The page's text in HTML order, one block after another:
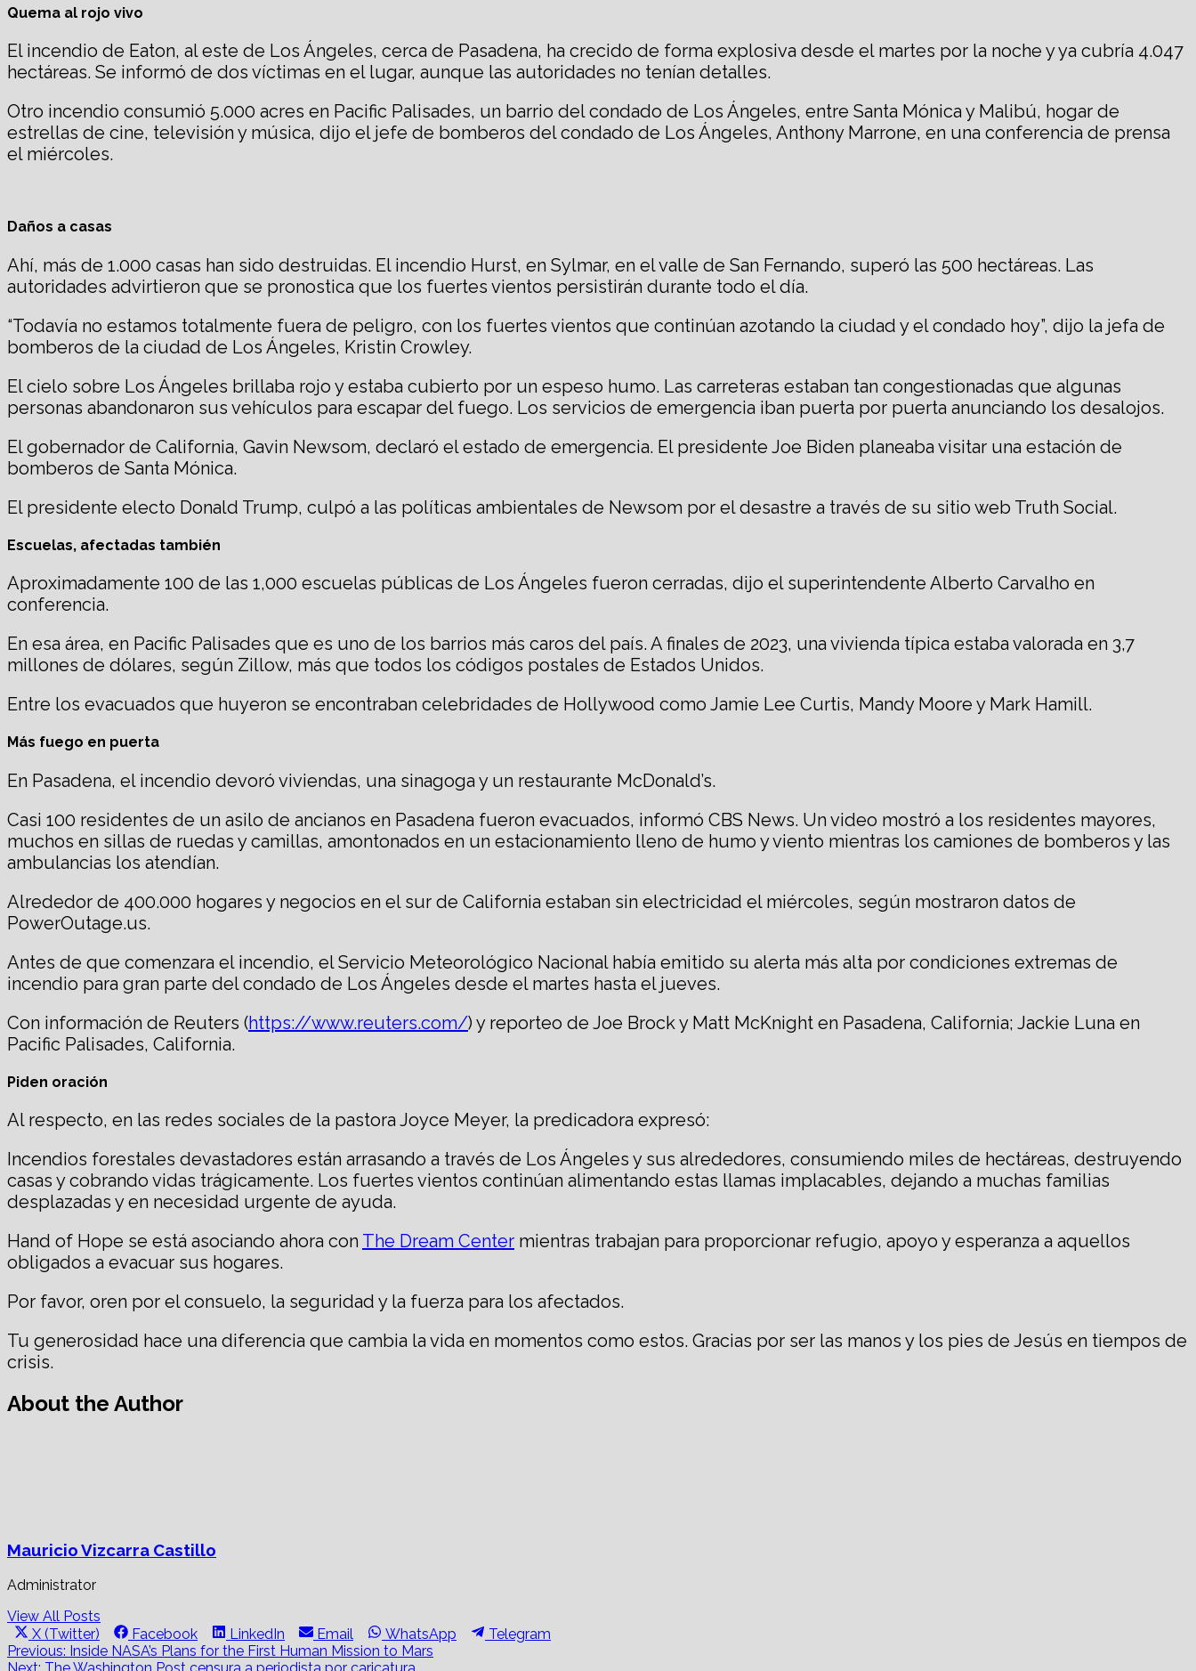
Quema al rojo vivo
El incendio de Eaton, al este de Los Ángeles, cerca de Pasadena, ha crecido de forma explosiva desde el martes por la noche y ya cubría 4.047
hectáreas. Se informó de dos víctimas en el lugar, aunque las autoridades no tenían detalles.
Otro incendio consumió 5.000 acres en Pacific Palisades, un barrio del condado de Los Ángeles, entre Santa Mónica y Malibú, hogar de
estrellas de cine, televisión y música, dijo el jefe de bomberos del condado de Los Ángeles, Anthony Marrone, en una conferencia de prensa
el miércoles.
Daños a casas
Ahí, más de 1.000 casas han sido destruidas. El incendio Hurst, en Sylmar, en el valle de San Fernando, superó las 500 hectáreas. Las
autoridades advirtieron que se pronostica que los fuertes vientos persistirán durante todo el día.
“Todavía no estamos totalmente fuera de peligro, con los fuertes vientos que continúan azotando la ciudad y el condado hoy”, dijo la jefa de
bomberos de la ciudad de Los Ángeles, Kristin Crowley.
El cielo sobre Los Ángeles brillaba rojo y estaba cubierto por un espeso humo. Las carreteras estaban tan congestionadas que algunas
personas abandonaron sus vehículos para escapar del fuego. Los servicios de emergencia iban puerta por puerta anunciando los desalojos.
El gobernador de California, Gavin Newsom, declaró el estado de emergencia. El presidente Joe Biden planeaba visitar una estación de
bomberos de Santa Mónica.
El presidente electo Donald Trump, culpó a las políticas ambientales de Newsom por el desastre a través de su sitio web Truth Social.
Escuelas, afectadas también
Aproximadamente 100 de las 1,000 escuelas públicas de Los Ángeles fueron cerradas, dijo el superintendente Alberto Carvalho en
conferencia.
En esa área, en Pacific Palisades que es uno de los barrios más caros del país. A finales de 2023, una vivienda típica estaba valorada en 3,7
millones de dólares, según Zillow, más que todos los códigos postales de Estados Unidos.
Entre los evacuados que huyeron se encontraban celebridades de Hollywood como Jamie Lee Curtis, Mandy Moore y Mark Hamill.
Más fuego en puerta
En Pasadena, el incendio devoró viviendas, una sinagoga y un restaurante McDonald’s.
Casi 100 residentes de un asilo de ancianos en Pasadena fueron evacuados, informó CBS News. Un video mostró a los residentes mayores,
muchos en sillas de ruedas y camillas, amontonados en un estacionamiento lleno de humo y viento mientras los camiones de bomberos y las
ambulancias los atendían.
Alrededor de 400.000 hogares y negocios en el sur de California estaban sin electricidad el miércoles, según mostraron datos de
PowerOutage.us.
Antes de que comenzara el incendio, el Servicio Meteorológico Nacional había emitido su alerta más alta por condiciones extremas de
incendio para gran parte del condado de Los Ángeles desde el martes hasta el jueves.
Con información de Reuters (https://www.reuters.com/) y reporteo de Joe Brock y Matt McKnight en Pasadena, California; Jackie Luna en
Pacific Palisades, California.
Piden oración
Al respecto, en las redes sociales de la pastora Joyce Meyer, la predicadora expresó:
Incendios forestales devastadores están arrasando a través de Los Ángeles y sus alrededores, consumiendo miles de hectáreas, destruyendo
casas y cobrando vidas trágicamente. Los fuertes vientos continúan alimentando estas llamas implacables, dejando a muchas familias
desplazadas y en necesidad urgente de ayuda.
Hand of Hope se está asociando ahora con The Dream Center mientras trabajan para proporcionar refugio, apoyo y esperanza a aquellos
obligados a evacuar sus hogares.
Por favor, oren por el consuelo, la seguridad y la fuerza para los afectados.
Tu generosidad hace una diferencia que cambia la vida en momentos como estos. Gracias por ser las manos y los pies de Jesús en tiempos de
crisis.
About the Author
Mauricio Vizcarra Castillo
Administrator
View All Posts
Share
on
X (Twitter)
Share
on
Facebook
Share
on
LinkedIn
Share
on
Email
Share
on
WhatsApp
Share
Telegram
Post
Previous: Inside NASA’s Plans for the First Human Mission to Mars
Next: The Washington Post censura a periodista por caricatura